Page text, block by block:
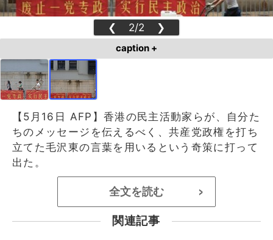
❮ 2/2 ❯
caption +
【5月16日 AFP】香港の民主活動家らが、自分た
ちのメッセージを伝えるべく、共産党政権を打ち
立てた毛沢東の言葉を用いるという奇策に打って
出た。
全文を読む >
関連記事